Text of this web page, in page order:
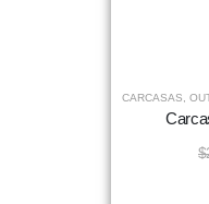
CARCASAS
$